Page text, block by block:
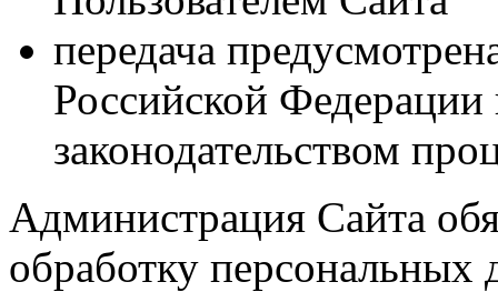
передача
Российской Федерации
законодательством
Администрация Сайта
обработку персональных